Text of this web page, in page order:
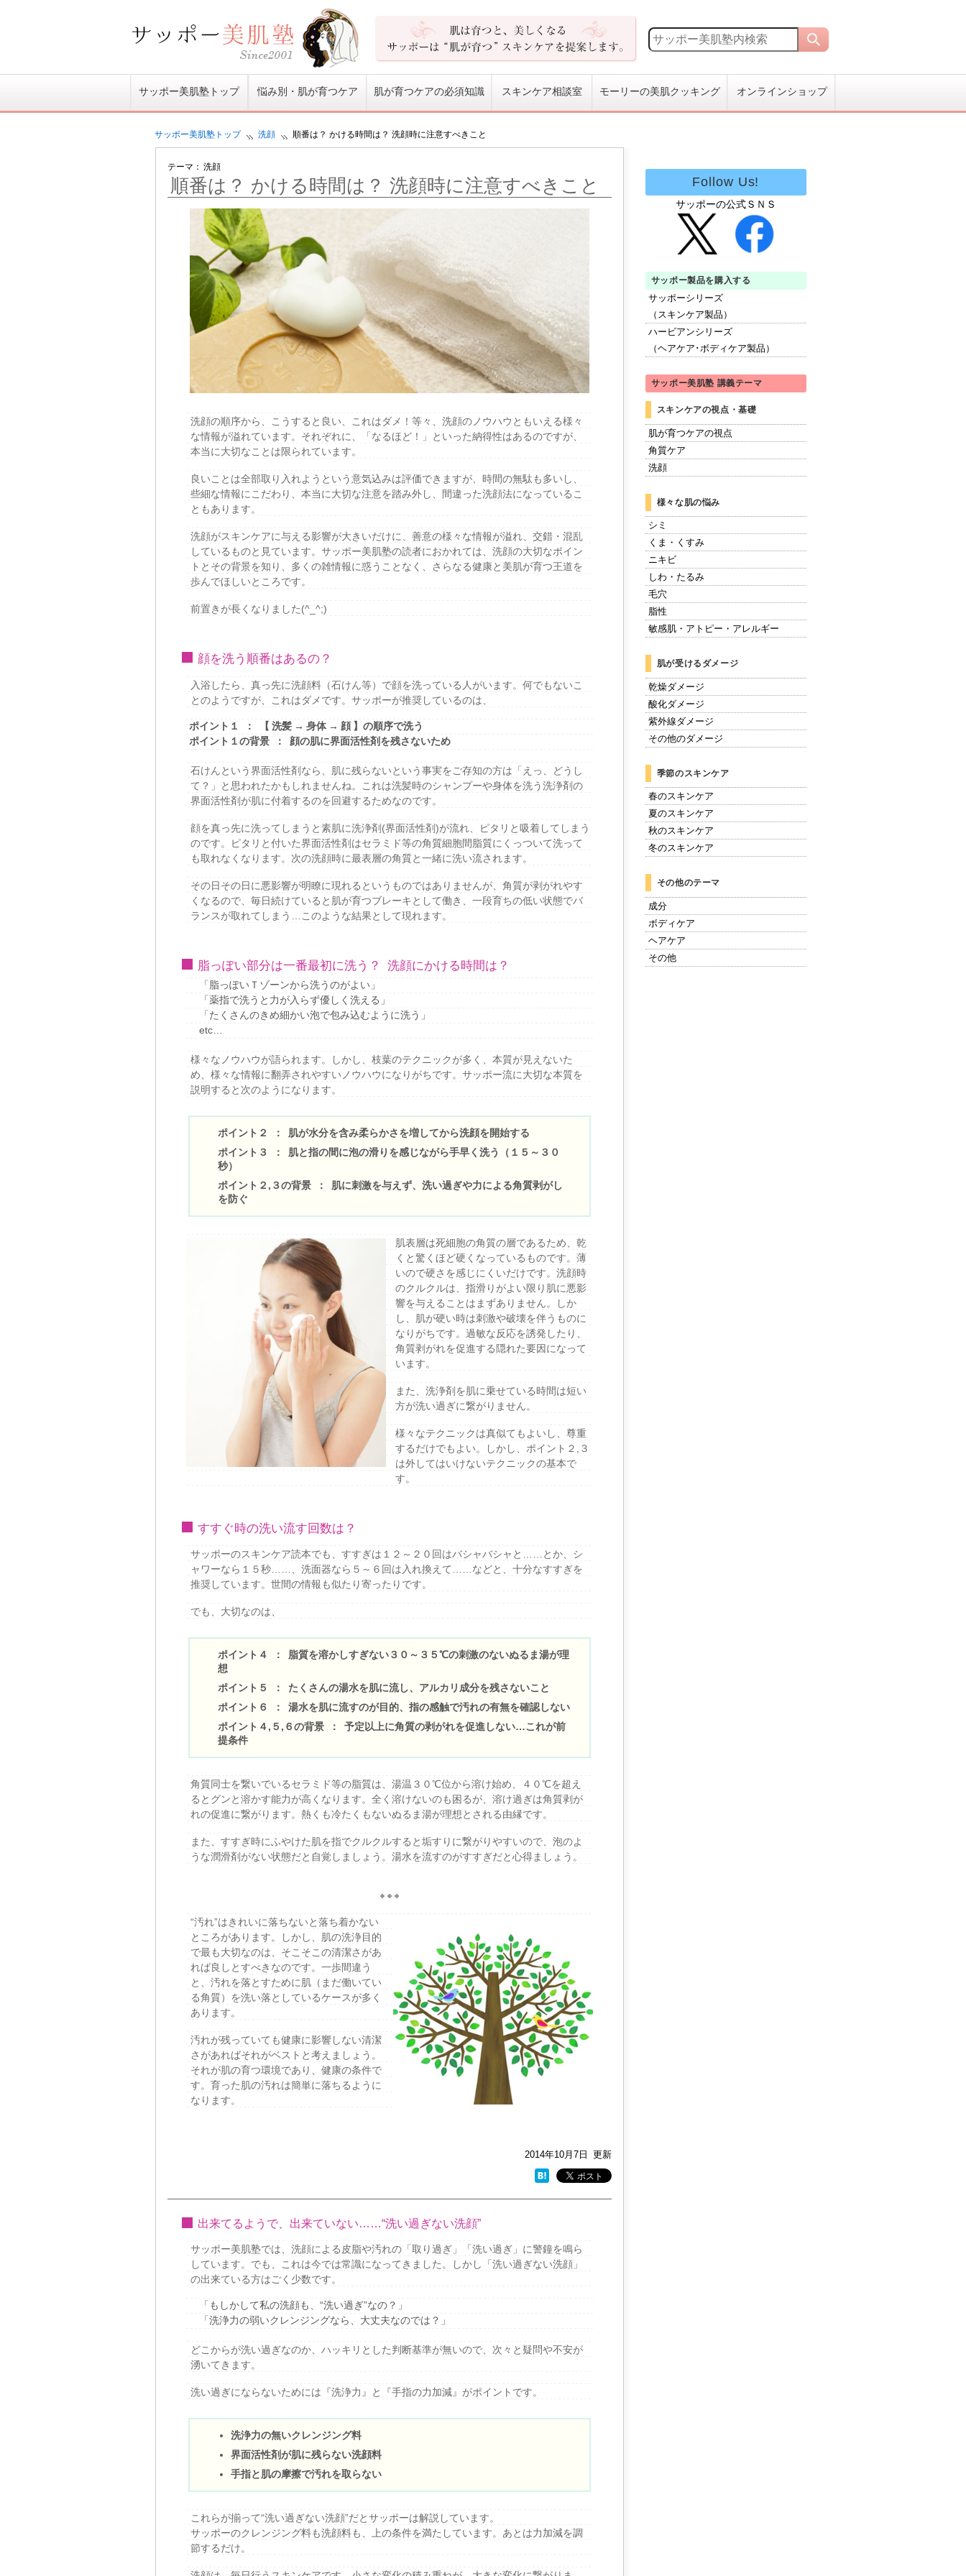
サッポー美肌塾トップ 悩み別・肌が育つケア 肌が育つケアの必須知識 スキンケア相談室 モーリーの美肌クッキング オンラインショップ
サッポー美肌塾 トップ 洗顔 順番は？ かける時間は？ 洗顔時に注意すべきこと
テーマ：洗顔
順番は？ かける時間は？ 洗顔時に注意すべきこと
洗顔の順序から、こうすると良い、これはダメ！等々、洗顔のノウハウともいえる様々
な情報が溢れています。それぞれに、「なるほど！」といった納得性はあるのですが、
本当に大切なことは限られています。
良いことは全部取り入れようという意気込みは評価できますが、時間の無駄も多いし、
些細な情報にこだわり、本当に大切な注意を踏み外し、間違った洗顔法になっているこ
ともあります。
洗顔がスキンケアに与える影響が大きいだけに、善意の様々な情報が溢れ、交錯・混乱
しているものと見ています。サッポー美肌塾の読者におかれては、洗顔の大切なポイン
トとその背景を知り、多くの雑情報に惑うことなく、さらなる健康と美肌が育つ王道を
歩んでほしいところです。
前置きが長くなりました(^_^;)
顔を洗う順番はあるの？
入浴したら、真っ先に洗顔料（石けん等）で顔を洗っている人がいます。何でもないこ
とのようですが、これはダメです。サッポーが推奨しているのは、
ポイント１ ： 【 洗髪 → 身体 → 顔 】の順序で洗う
ポイント１の背景 ： 顔の肌に界面活性剤を残さないため
石けんという界面活性剤なら、肌に残らないという事実をご存知の方は「えっ、どうし
て？」と思われたかもしれませんね。これは洗髪時のシャンプーや身体を洗う洗浄剤の
界面活性剤が肌に付着するのを回避するためなのです。
顔を真っ先に洗ってしまうと素肌に洗浄剤(界面活性剤)が流れ、ピタリと吸着してしまう
のです。ピタリと付いた界面活性剤はセラミド等の角質細胞間脂質にくっついて洗って
も取れなくなります。次の洗顔時に最表層の角質と一緒に洗い流されます。
その日その日に悪影響が明瞭に現れるというものではありませんが、角質が剥がれやす
くなるので、毎日続けていると肌が育つブレーキとして働き、一段育ちの低い状態でバ
ランスが取れてしまう…このような結果として現れます。
脂っぽい部分は一番最初に洗う？ 洗顔にかける時間は？
「脂っぽいＴゾーンから洗うのがよい」
「薬指で洗うと力が入らず優しく洗える」
「たくさんのきめ細かい泡で包み込むように洗う」
etc…
様々なノウハウが語られます。しかし、枝葉のテクニックが多く、本質が見えないた
め、様々な情報に翻弄されやすいノウハウになりがちです。サッポー流に大切な本質を
説明すると次のようになります。
ポイント２ ： 肌が水分を含み柔らかさを増してから洗顔を開始する
ポイント３ ： 肌と指の間に泡の滑りを感じながら手早く洗う（１５～３０
秒）
ポイント２,３の背景 ： 肌に刺激を与えず、洗い過ぎや力による角質剥がし
を防ぐ
肌表層は死細胞の角質の層であるため、乾
くと驚くほど硬くなっているものです。薄
いので硬さを感じにくいだけです。洗顔時
のクルクルは、指滑りがよい限り肌に悪影
響を与えることはまずありません。しか
し、肌が硬い時は刺激や破壊を伴うものに
なりがちです。過敏な反応を誘発したり、
角質剥がれを促進する隠れた要因になって
います。
また、洗浄剤を肌に乗せている時間は短い
方が洗い過ぎに繋がりません。
様々なテクニックは真似てもよいし、尊重
するだけでもよい。しかし、ポイント２,３
は外してはいけないテクニックの基本で
す。
すすぐ時の洗い流す回数は？
サッポーのスキンケア読本でも、すすぎは１２～２０回はバシャバシャと……とか、シ
ャワーなら１５秒……、洗面器なら５～６回は入れ換えて……などと、十分なすすぎを
推奨しています。世間の情報も似たり寄ったりです。
でも、大切なのは、
ポイント４ ： 脂質を溶かしすぎない３０～３５℃の刺激のないぬるま湯が理
想
ポイント５ ： たくさんの湯水を肌に流し、アルカリ成分を残さないこと
ポイント６ ： 湯水を肌に流すのが目的、指の感触で汚れの有無を確認しない
ポイント４,５,６の背景 ： 予定以上に角質の剥がれを促進しない…これが前
提条件
角質同士を繋いでいるセラミド等の脂質は、湯温３０℃位から溶け始め、４０℃を超え
るとグンと溶かす能力が高くなります。全く溶けないのも困るが、溶け過ぎは角質剥が
れの促進に繋がります。熱くも冷たくもないぬるま湯が理想とされる由縁です。
また、すすぎ時にふやけた肌を指でクルクルすると垢すりに繋がりやすいので、泡のよ
うな潤滑剤がない状態だと自覚しましょう。湯水を流すのがすすぎだと心得ましょう。
“汚れ”はきれいに落ちないと落ち着かない
ところがあります。しかし、肌の洗浄目的
で最も大切なのは、そこそこの清潔さがあ
れば良しとすべきなのです。一歩間違う
と、汚れを落とすために肌（まだ働いてい
る角質）を洗い落としているケースが多く
あります。
汚れが残っていても健康に影響しない清潔
さがあればそれがベストと考えましょう。
それが肌の育つ環境であり、健康の条件で
す。育った肌の汚れは簡単に落ちるように
なります。
2014年10月7日 更新
出来てるようで、出来ていない……“洗い過ぎない洗顔”
サッポー美肌塾では、洗顔による皮脂や汚れの「取り過ぎ」「洗い過ぎ」に警鐘を鳴ら
しています。でも、これは今では常識になってきました。しかし「洗い過ぎない洗顔」
の出来ている方はごく少数です。
「もしかして私の洗顔も、“洗い過ぎ”なの？」
「洗浄力の弱いクレンジングなら、大丈夫なのでは？」
どこからが洗い過ぎなのか、ハッキリとした判断基準が無いので、次々と疑問や不安が
湧いてきます。
洗い過ぎにならないためには『洗浄力』と『手指の力加減』がポイントです。
洗浄力の無いクレンジング料
界面活性剤が肌に残らない洗顔料
手指と肌の摩擦で汚れを取らない
これらが揃って“洗い過ぎない洗顔”だとサッポーは解説しています。
サッポーのクレンジング料も洗顔料も、上の条件を満たしています。あとは力加減を調
節するだけ。
Follow Us!
サッポーの公式ＳＮＳ
サッポー製品を購入する
サッポーシリーズ
（スキンケア製品）
ハービアンシリーズ
（ヘアケア･ボディケア製品）
サッポー美肌塾 講義テーマ
スキンケアの視点・基礎
肌が育つケアの視点
角質ケア
洗顔
様々な肌の悩み
シミ
くま・くすみ
ニキビ
しわ・たるみ
毛穴
脂性
敏感肌・アトピー・アレルギー
肌が受けるダメージ
乾燥ダメージ
酸化ダメージ
紫外線ダメージ
その他のダメージ
季節のスキンケア
春のスキンケア
夏のスキンケア
秋のスキンケア
冬のスキンケア
その他のテーマ
成分
ボディケア
ヘアケア
その他